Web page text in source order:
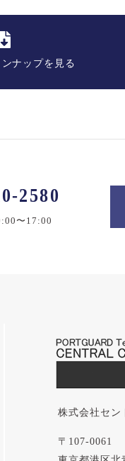
ナップを見る
2580
〜17:00
株式会社セン
〒107-0061